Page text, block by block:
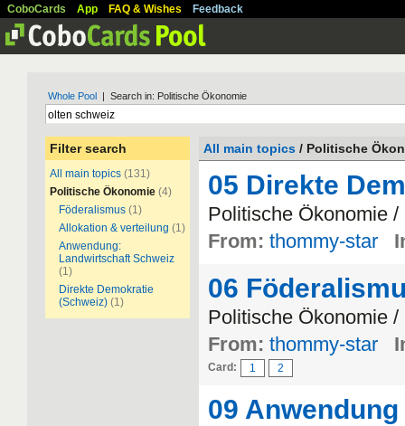
CoboCards App FAQ & Wishes Feedback
Whole Pool | Search in: Politische Ökonomie
Filter search
All main topics (131)
Politische Ökonomie (4)
Föderalismus (1)
Allokation & verteilung (1)
Anwendung:
Landwirtschaft Schweiz
(1)
Direkte Demokratie
(Schweiz) (1)
All main topics / Politische
05 Direkte
Politische Ökonomie
From: thommy-star
06
Politische Ökonomie
From: thommy-star
Card: 1 2
09